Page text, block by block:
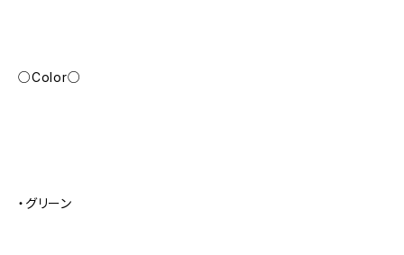
○Color○
・グリーン